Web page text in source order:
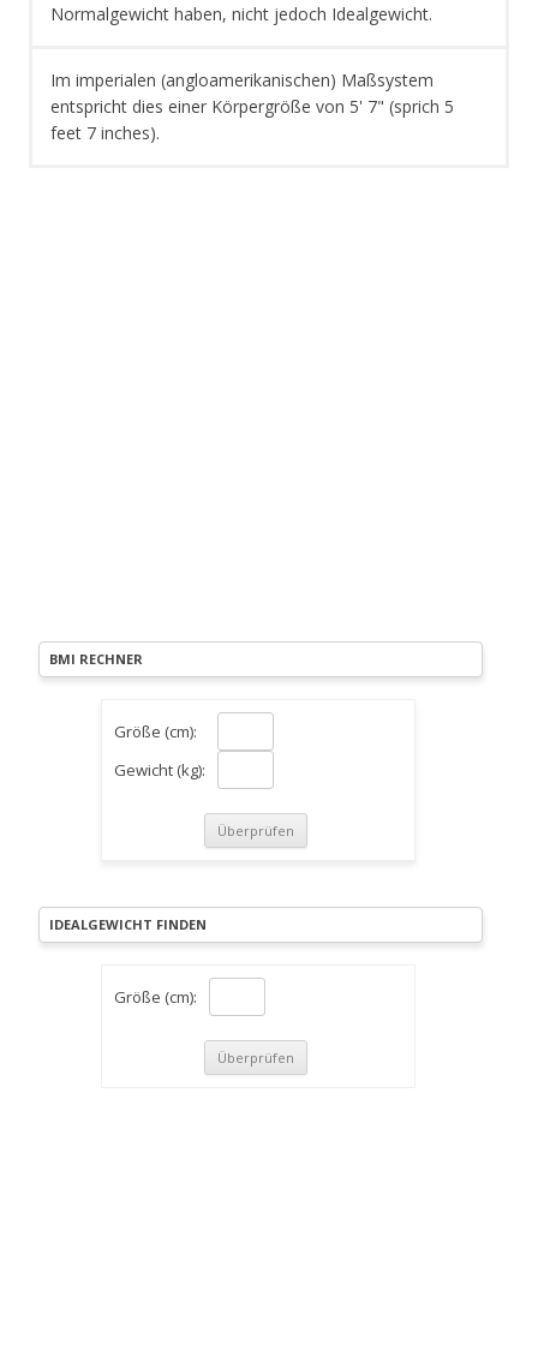
Normalgewicht haben, nicht jedoch Idealgewicht.
Im imperialen (angloamerikanischen) Maßsystem
entspricht dies einer Körpergröße von 5' 7" (sprich 5
feet 7 inches).
BMI RECHNER
Größe (cm):
Gewicht (kg):
IDEALGEWICHT FINDEN
Größe (cm):